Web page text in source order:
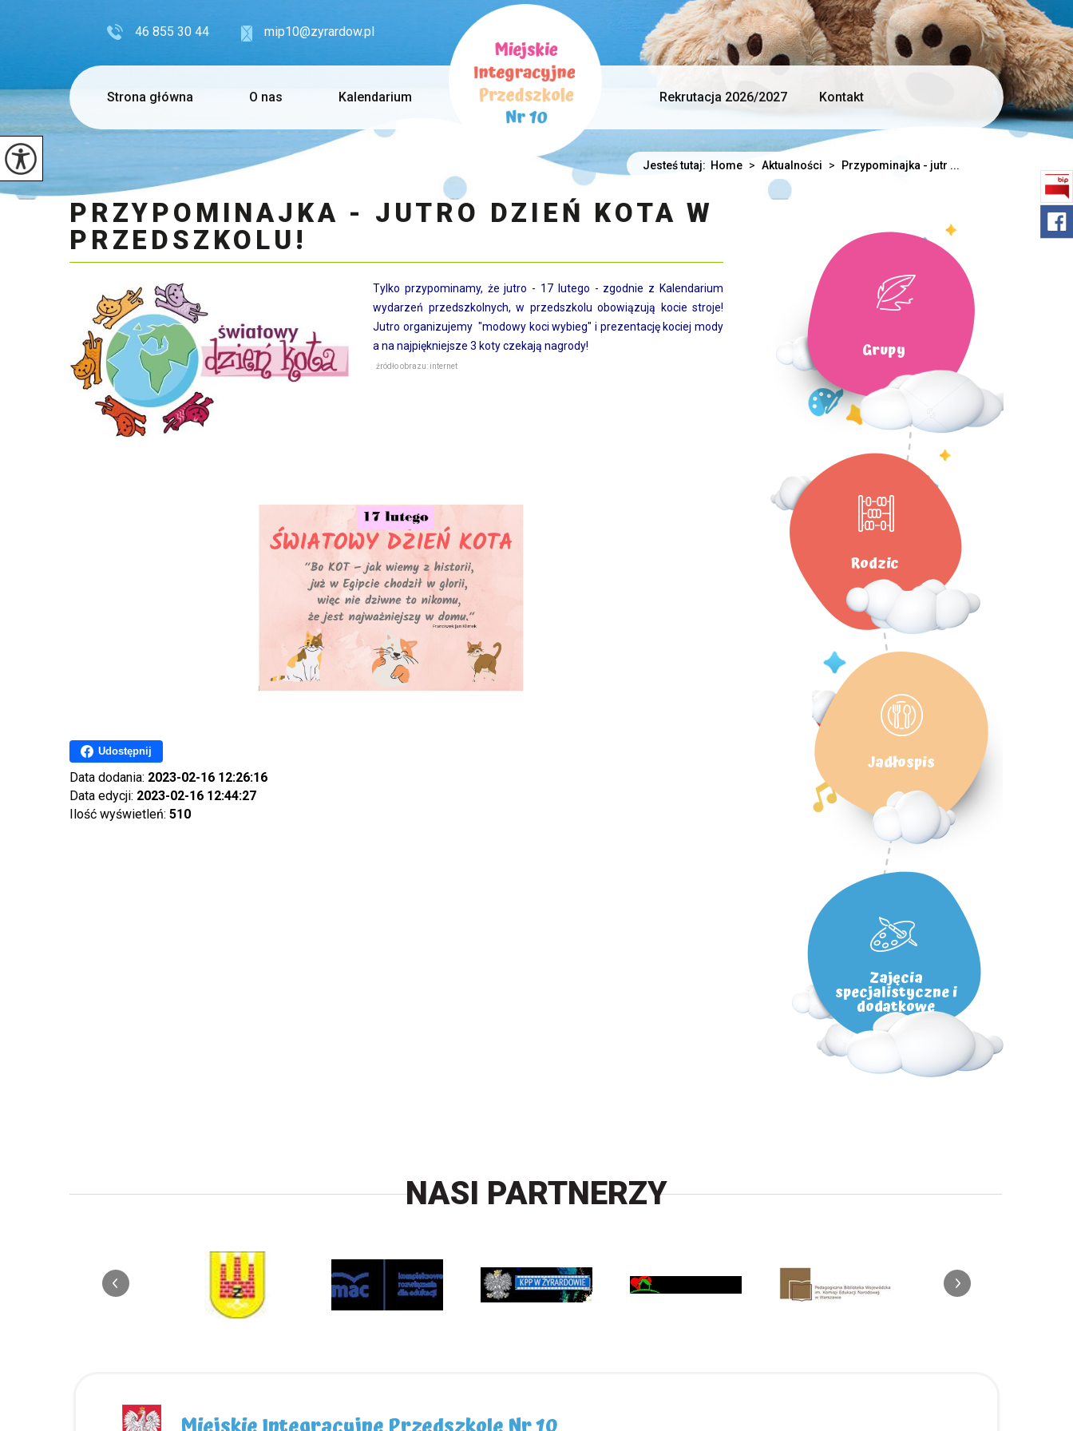
mip10@zyrardow.pl
46 855 30 44
Strona główna O nas Kalendarium Rekrutacja 2026/2027 Kontakt
Jesteś tutaj: Home > Aktualności > Przypominajka - jutr ...
PRZYPOMINAJKA - JUTRO DZIEŃ KOTA W
PRZEDSZKOLU!
Tylko przypominamy, że jutro - 17 lutego - zgodnie z Kalendarium
wydarzeń przedszkolnych, w przedszkolu obowiązują kocie stroje!
Jutro organizujemy "modowy koci wybieg" i prezentację kociej mody
a na najpiękniejsze 3 koty czekają nagrody!
źródło obrazu: internet
Udostępnij
Data dodania: 2023-02-16 12:26:16
Data edycji: 2023-02-16 12:44:27
Ilość wyświetleń: 510
Grupy
Rodzic
Jadłospis
Zajęcia
specjalistyczne i
dodatkowe
NASI PARTNERZY